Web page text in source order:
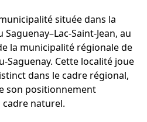
située dans la
Saint-Jean, au
la municipalité régionale de
Saguenay. Cette localité joue
dans le cadre régional,
son positionnement
naturel.